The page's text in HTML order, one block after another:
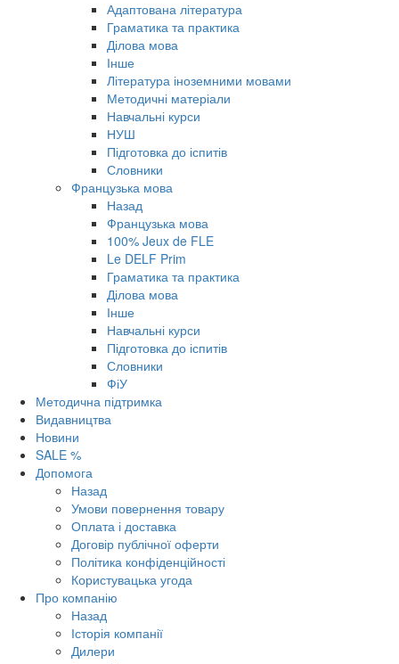
Адаптована література
Граматика та практика
Ділова мова
Інше
Література іноземними мовами
Методичні матеріали
Навчальні курси
НУШ
Підготовка до іспитів
Словники
Французька мова
Назад
Французька мова
100% Jeux de FLE
Le DELF Prim
Граматика та практика
Ділова мова
Інше
Навчальні курси
Підготовка до іспитів
Словники
ФіУ
Методична підтримка
Видавництва
Новини
SALE %
Допомога
Назад
Умови повернення товару
Оплата і доставка
Договір публічної оферти
Політика конфіденційності
Користувацька угода
Про компанію
Назад
Історія компанії
Дилери